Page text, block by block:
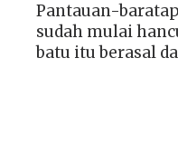
Pantauan-
sudah mulai
batu itu berasal